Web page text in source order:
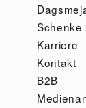
Schenke
Karriere
Kontakt
B2B